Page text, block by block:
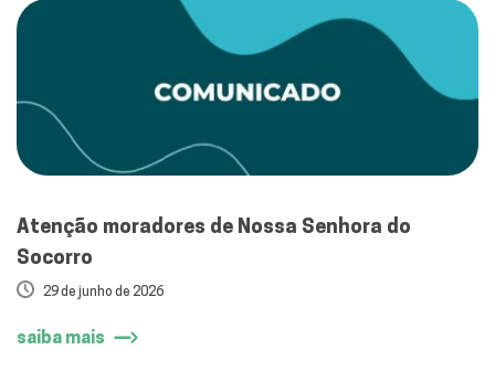
Atenção moradores de Nossa Senhora do
Socorro
29 de junho de 2026
saiba mais